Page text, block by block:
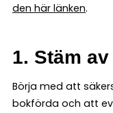
den här länken.
1. Stäm
Börja med att
bokförda och att